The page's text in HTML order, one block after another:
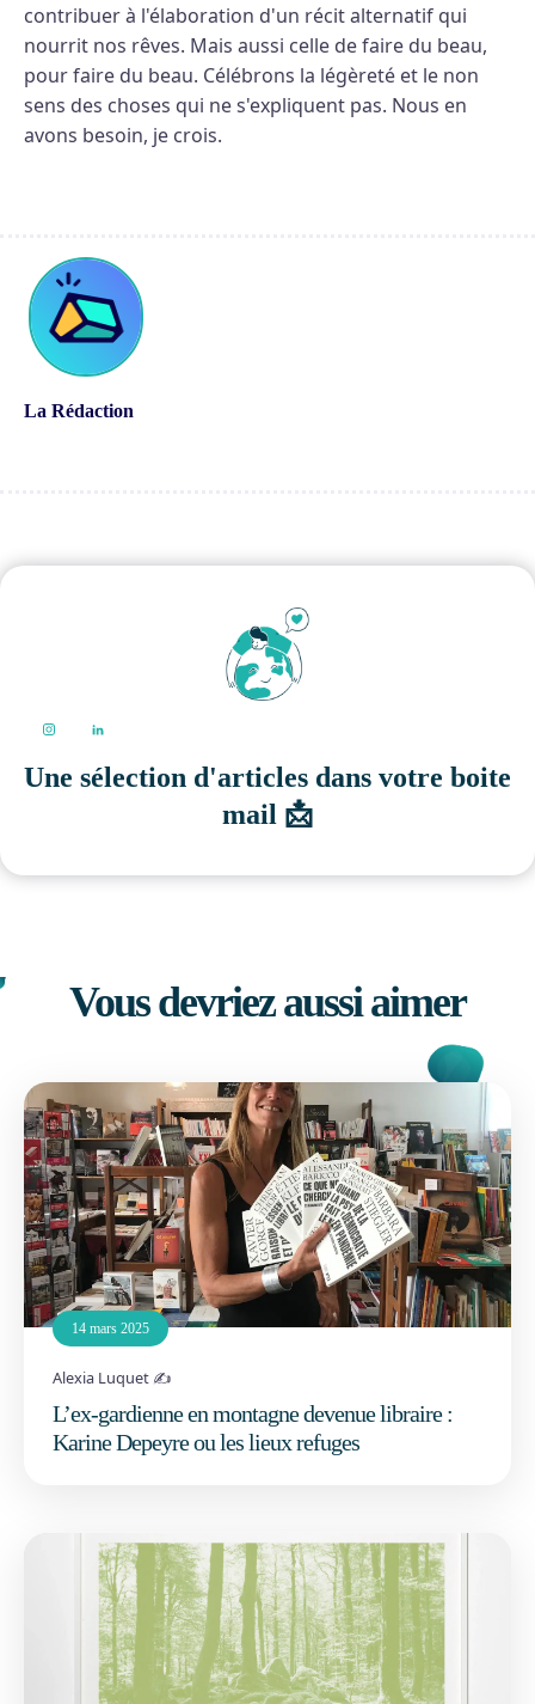
contribuer à l'élaboration d'un récit alternatif qui
nourrit nos rêves. Mais aussi celle de faire du beau,
pour faire du beau. Célébrons la légèreté et le non
sens des choses qui ne s'expliquent pas. Nous en
avons besoin, je crois.
La Rédaction
Une sélection d'articles dans votre boite
mail 📩
Vous devriez aussi aimer
14 mars 2025
Alexia Luquet ✍️
L’ex-gardienne en montagne devenue libraire :
Karine Depeyre ou les lieux refuges